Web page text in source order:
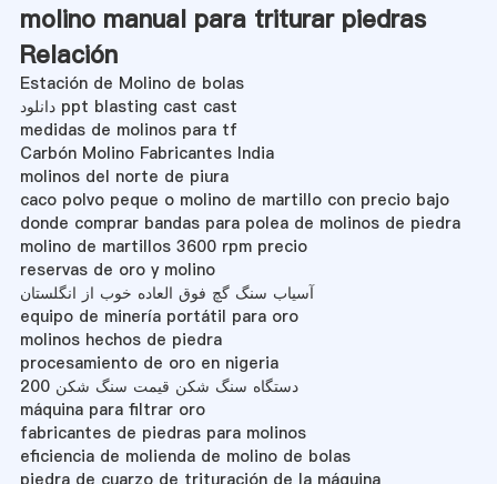
molino manual para triturar piedras
Relación
Estación de Molino de bolas
دانلود ppt blasting cast cast
medidas de molinos para tf
Carbón Molino Fabricantes India
molinos del norte de piura
caco polvo peque o molino de martillo con precio bajo
donde comprar bandas para polea de molinos de piedra
molino de martillos 3600 rpm precio
reservas de oro y molino
آسیاب سنگ گچ فوق العاده خوب از انگلستان
equipo de minería portátil para oro
molinos hechos de piedra
procesamiento de oro en nigeria
200 دستگاه سنگ شکن قیمت سنگ شکن
máquina para filtrar oro
fabricantes de piedras para molinos
eficiencia de molienda de molino de bolas
piedra de cuarzo de trituración de la máquina